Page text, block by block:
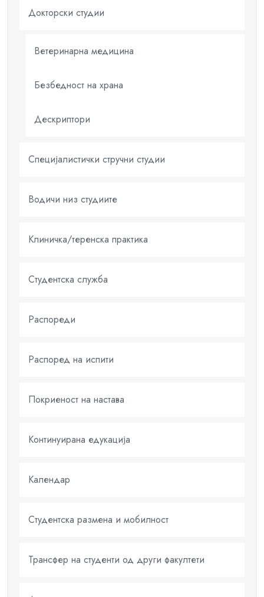
Докторски студии
Ветеринарна медицина
Безбедност на храна
Дескриптори
Специјалистички стручни студии
Водичи низ студиите
Клиничка/теренска практика
Студентска служба
Распореди
Распоред на испити
Покриеност на настава
Континуирана едукација
Календар
Студентска размена и мобилност
Трансфер на студенти од други факултети